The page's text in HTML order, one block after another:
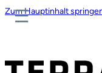
Zum Hauptinhalt